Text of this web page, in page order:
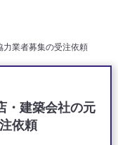
業者募集の受注依頼
・建築会社の元
依頼